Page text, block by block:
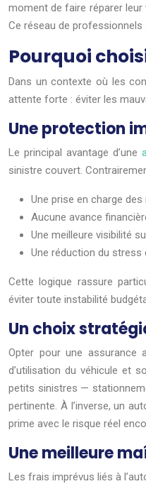
moment de faire réparer
Ce réseau de professionnels
Pourquoi
Dans un contexte où les
attente forte : éviter les
Une protection
Le principal avantage d’une
sinistre couvert.
Une prise en charge
Aucune avance
Une meilleure visibilité
Une réduction du stress
Cette logique rassure
éviter toute instabilité
Un choix
Opter pour une assurance
d’utilisation du véhicule et
petits sinistres —
pertinente. À l’inverse, un
prime avec le risque réel
Une meilleure
Les frais imprévus liés à